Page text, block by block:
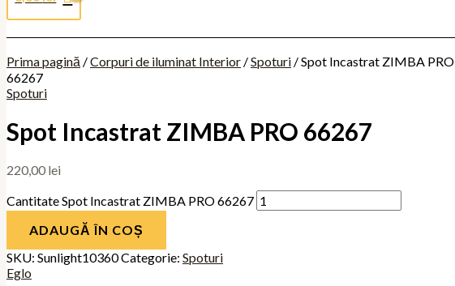
Prima pagină /Corpuri de iluminat Interior /Spoturi / Spot Incastrat ZIMBA PRO
66267
Spoturi
Spot Incastrat ZIMBA PRO 66267
220,00 lei
Cantitate Spot Incastrat ZIMBA PRO 66267
ADAUGĂ ÎN COȘ
SKU: Sunlight10360Categorie: Spoturi
Eglo